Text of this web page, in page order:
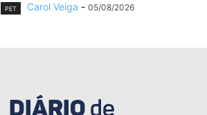
PET Carol Veiga - 05/08/2026